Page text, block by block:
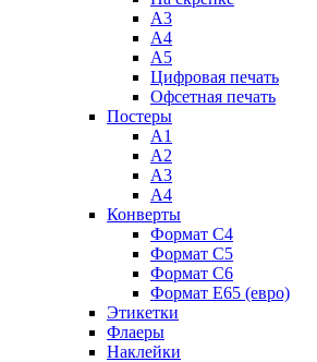
А3
А4
А5
Цифровая печать
Офсетная печать
Постеры
А1
А2
А3
А4
Конверты
Формат С4
Формат C5
Формат С6
Формат E65 (евро)
Этикетки
Флаеры
Наклейки